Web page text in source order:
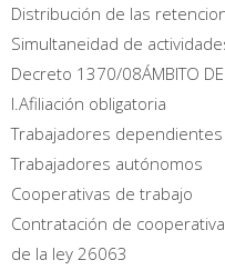
Distribución de las
Simultaneidad de
Decreto 1370/08ÁMBITO DE
I.Afiliación obligatoria
Trabajadores dependientes
Trabajadores autónomos
Cooperativas de trabajo
Contratación de
de la ley 26063